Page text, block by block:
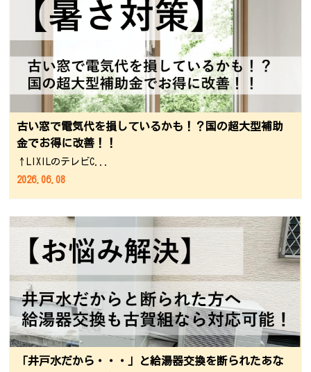
古い窓で電気代を損しているかも！？国の超大型補助
金でお得に改善！！
↑LIXILのテレビC...
2026.06.08
「井戸水だから・・・」と給湯器交換を断られたあな